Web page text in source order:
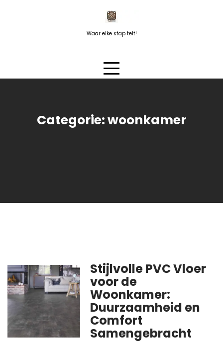
Waar elke stap telt!
Categorie:woonkamer
Stijlvolle PVC Vloer
voor de
Woonkamer:
Duurzaamheid en
Comfort
Samengebracht